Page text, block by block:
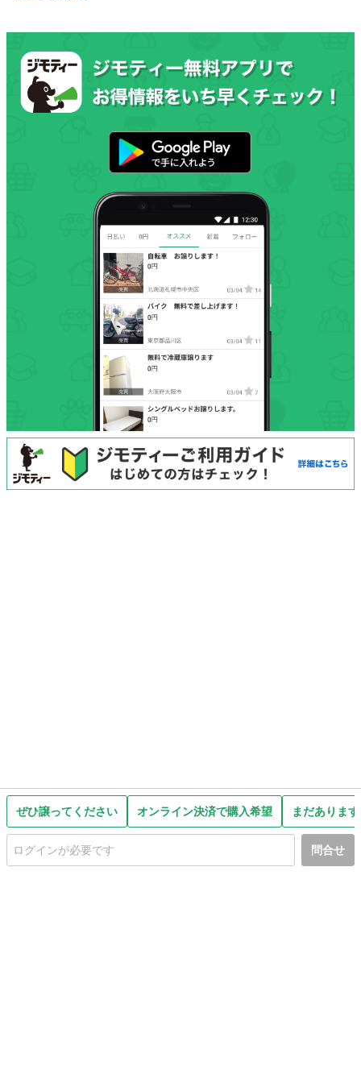
ぜひ譲ってください オンライン決済で購入希望 まだありま
問合せ